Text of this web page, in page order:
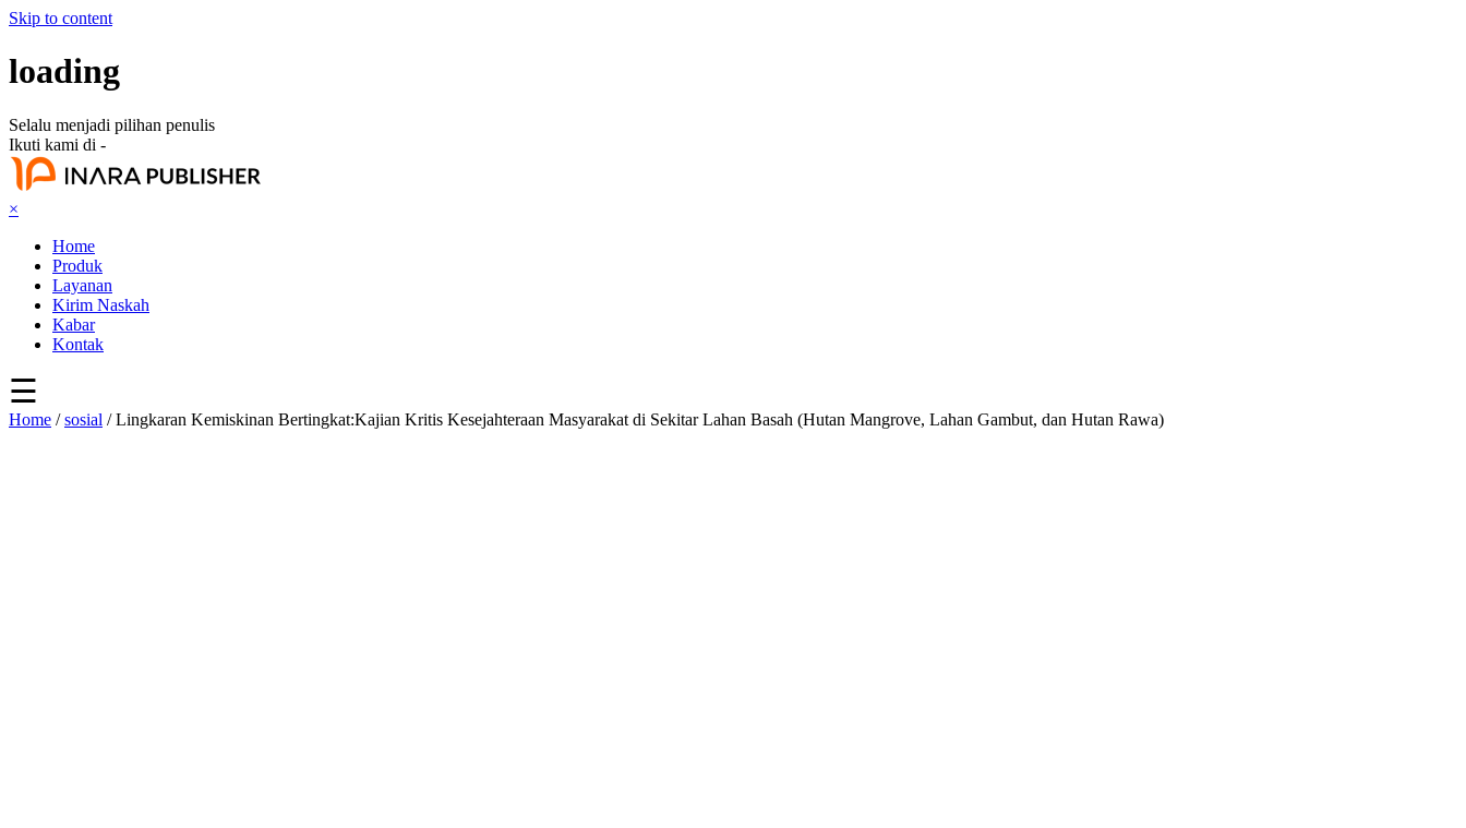
Skip to content
loading
Selalu menjadi pilihan penulis
Ikuti kami di -
×
Home
Produk
Layanan
Kirim Naskah
Kabar
Kontak
☰
Home /sosial / Lingkaran Kemiskinan Bertingkat:Kajian Kritis Kesejahteraan Masyarakat di Sekitar Lahan Basah (Hutan Mangrove, Lahan Gambut, dan Hutan Rawa)